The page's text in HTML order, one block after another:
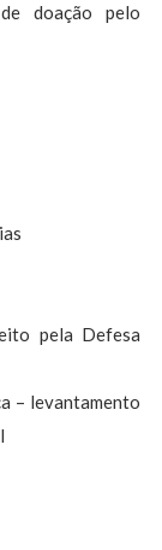
doação pelo
pela Defesa
– levantamento